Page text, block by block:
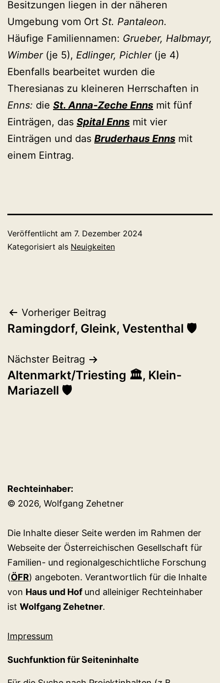
Besitzungen liegen in der näheren
Umgebung vom Ort St. Pantaleon.
Häufige Familiennamen: Grueber, Halbmayr,
Wimber(je 5), Edlinger, Pichler (je 4)
Ebenfalls bearbeitet wurden die
Theresianas zu kleineren Herrschaften in
Enns: die St. Anna-Zeche Enns mit fünf
Einträgen, das Spital Enns mit vier
Einträgen und das Bruderhaus Enns mit
einem Eintrag.
Veröffentlicht am 7. Dezember 2024
Kategorisiert als Neuigkeiten
Beitragsnavigation
Vorheriger Beitrag
Ramingdorf, Gleink, Vestenthal 🛡️
Nächster Beitrag
Altenmarkt/Triesting 🏛️, Klein-
Mariazell 🛡️
Rechteinhaber:
© 2026, Wolfgang Zehetner
Die Inhalte dieser Seite werden im Rahmen der
Webseite der Österreichischen Gesellschaft für
Familien- und regionalgeschichtliche Forschung
(ÖFR) angeboten. Verantwortlich für die Inhalte
von Haus und Hof und alleiniger Rechteinhaber
ist Wolfgang Zehetner.
Impressum
Suchfunktion für Seiteninhalte